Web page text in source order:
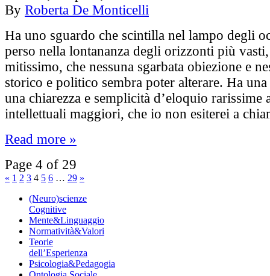
By Roberta De Monticelli
Ha uno sguardo che scintilla nel lampo degli
perso nella lontananza degli orizzonti più
mitissimo, che nessuna sgarbata obiezione e
storico e politico sembra poter alterare. Ha
una chiarezza e semplicità d’eloquio rarissime
intellettuali maggiori, che io non esiterei a
Read more »
Page 4 of 29
« 1 2 3 4 5 6 … 29 »
(Neuro)scienze
Cognitive
Mente&Linguaggio
Normatività&Valori
Teorie
dell’Esperienza
Psicologia&Pedagogia